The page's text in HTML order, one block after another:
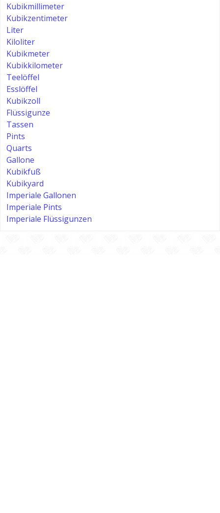
Kubikmillimeter
Kubikzentimeter
Liter
Kiloliter
Kubikmeter
Kubikkilometer
Teelöffel
Esslöffel
Kubikzoll
Flüssigunze
Tassen
Pints
Quarts
Gallone
Kubikfuß
Kubikyard
Imperiale Gallonen
Imperiale Pints
Imperiale Flüssigunzen